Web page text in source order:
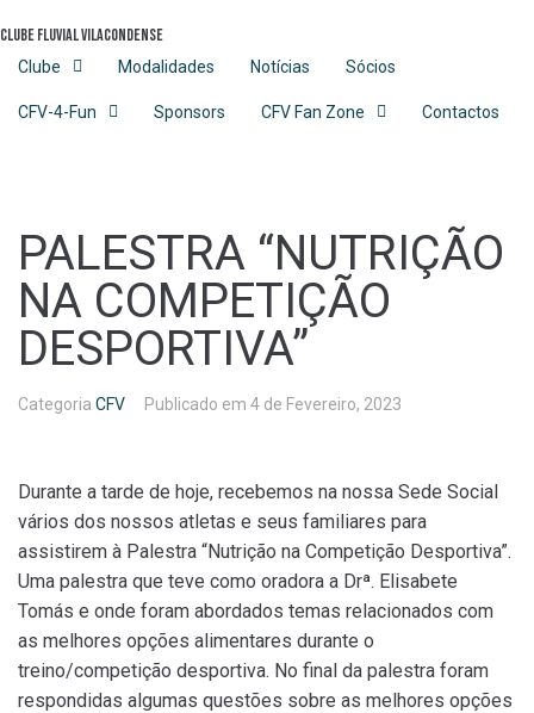
to
content
Clube Fluvial Vilacondense
Clube Modalidades Notícias Sócios
CFV-4-Fun Sponsors CFV Fan Zone Contactos
PALESTRA “NUTRIÇÃO
NA COMPETIÇÃO
DESPORTIVA”
Categoria CFV Publicado em 4 de Fevereiro, 2023
Durante a tarde de hoje, recebemos na nossa Sede Social
vários dos nossos atletas e seus familiares para
assistirem à Palestra “Nutrição na Competição Desportiva”.
Uma palestra que teve como oradora a Drª. Elisabete
Tomás e onde foram abordados temas relacionados com
as melhores opções alimentares durante o
treino/competição desportiva. No final da palestra foram
respondidas algumas questões sobre as melhores opções